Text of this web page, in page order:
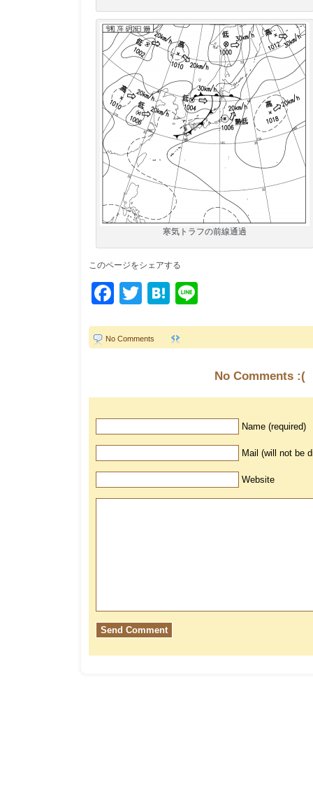
寒気トラフの前線通過
このページをシェアする
Facebook
TwitterHatena
No Comments
No Comments :(
Name (required)
Mail (will not be
Website